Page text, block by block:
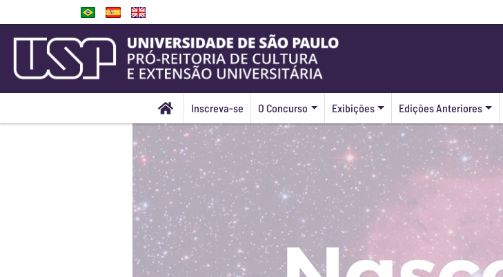
Inscreva-se O Concurso Exibições Edições Anteriores